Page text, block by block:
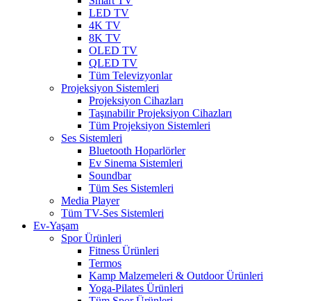
LED TV
4K TV
8K TV
OLED TV
QLED TV
Tüm Televizyonlar
Projeksiyon Sistemleri
Projeksiyon Cihazları
Taşınabilir Projeksiyon Cihazları
Tüm Projeksiyon Sistemleri
Ses Sistemleri
Bluetooth Hoparlörler
Ev Sinema Sistemleri
Soundbar
Tüm Ses Sistemleri
Media Player
Tüm TV-Ses Sistemleri
Ev-Yaşam
Spor Ürünleri
Fitness Ürünleri
Termos
Kamp Malzemeleri & Outdoor Ürünleri
Yoga-Pilates Ürünleri